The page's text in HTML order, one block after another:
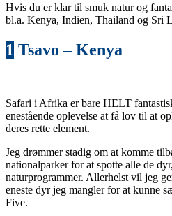
Hvis du er klar til smuk natur og
bl.a. Kenya, Indien, Thailand og Sri
1 Tsavo – Kenya
Safari i Afrika er bare HELT
enestående oplevelse at få lov til at
deres rette element.
Jeg drømmer stadig om at komme
nationalparker for at spotte alle de
naturprogrammer. Allerhelst vil jeg
eneste dyr jeg mangler for at kunne
Five.